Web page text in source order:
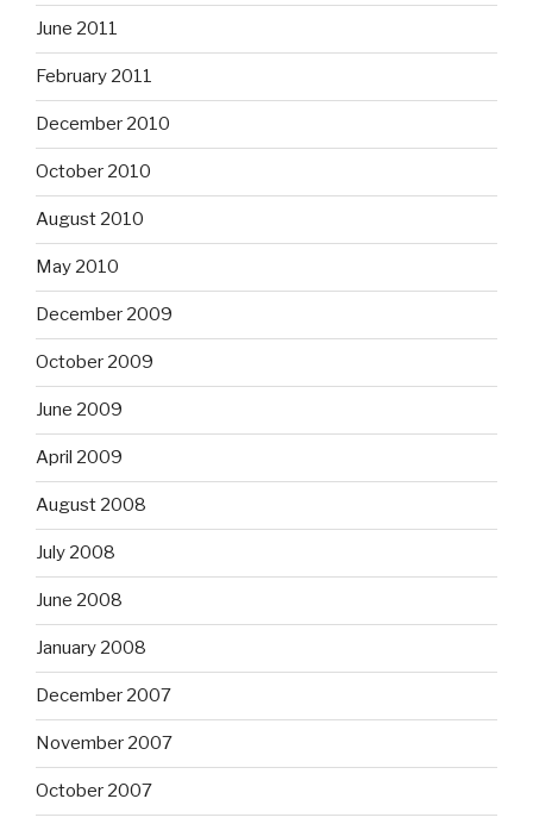
June 2011
February 2011
December 2010
October 2010
August 2010
May 2010
December 2009
October 2009
June 2009
April 2009
August 2008
July 2008
June 2008
January 2008
December 2007
November 2007
October 2007